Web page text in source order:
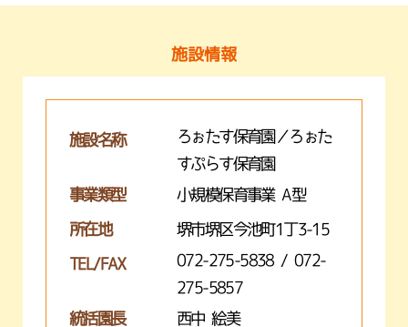
施設情報
施設名称
ろぉたす保育園／ろぉた
すぷらす保育園
事業類型
小規模保育事業 A型
所在地 堺市堺区今池町1丁3-15
TEL/FAX
072-275-5838 / 072-
275-5857
統括園長
西中 絵美